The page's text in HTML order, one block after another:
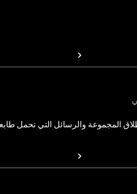
المجموعة والرسائل التي تحمل